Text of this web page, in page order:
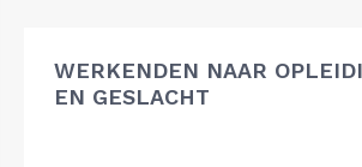
WERKENDEN NAAR
EN GESLACHT